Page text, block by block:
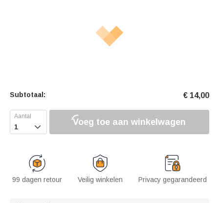
Subtotaal: € 14,00
 Voeg toe aan winkelwagen
99 dagen retour Veilig winkelen Privacy gegarandeerd